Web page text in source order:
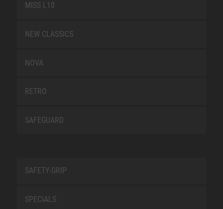
MISS L10
NEW CLASSICS
NOVA
RETRO
SAFEGUARD
SAFETY-GRIP
SPECIALS